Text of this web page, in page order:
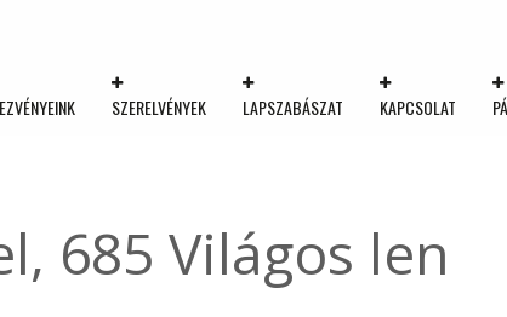
SZERELVÉNYEK LAPSZABÁSZAT KAPCSOLAT
685 Világos len